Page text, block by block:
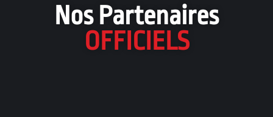
Nos Partenaires
OFFICIELS